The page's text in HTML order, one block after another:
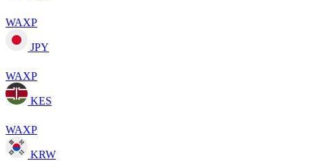
WAXP
JPY
WAXP
KES
WAXP
KRW